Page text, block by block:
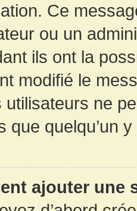
Ce
ou un
ils ont la
modifié le
utilisateurs ne
que quelqu’un
ajouter une